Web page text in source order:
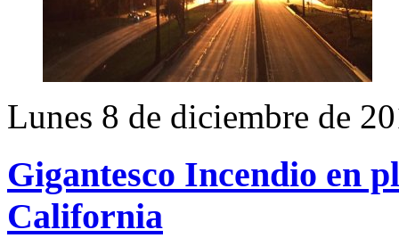
Lunes 8 de diciembre de
Gigantesco Incendio en
California